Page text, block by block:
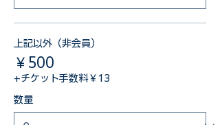
上記以外（非会員）
￥500
+チケット手数料￥13
数量